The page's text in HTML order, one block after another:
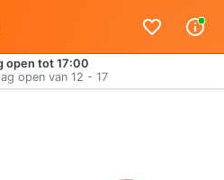
open tot 17:00
open van 12 - 17